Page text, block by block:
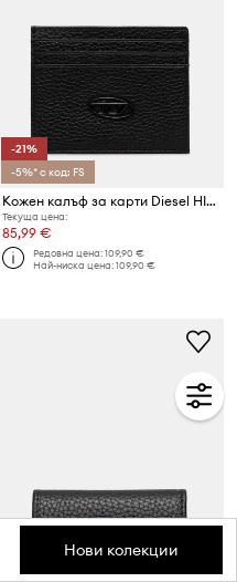
-21%
-5%* с код: FS
Кожен калъф за карти Diesel HISSU EVO CARD CASE
Текуща цена:
85,99 €
Редовна цена:109,90 €
Най-ниска цена:109,90 €
Нови колекции